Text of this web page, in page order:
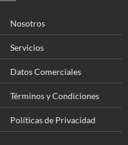
Nosotros
Servicios
Datos Comerciales
Términos y Condiciones
Políticas de Privacidad